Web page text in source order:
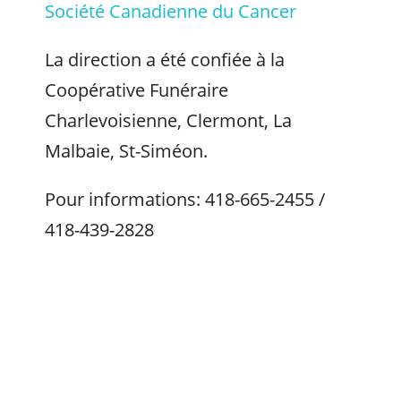
Société Canadienne du Cancer
La direction a été confiée à la
Coopérative Funéraire
Charlevoisienne, Clermont, La
Malbaie, St-Siméon.
Pour informations: 418-665-2455 /
418-439-2828